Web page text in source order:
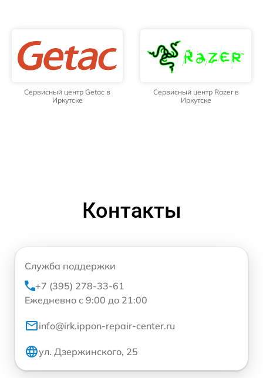
Сервисный центр Getac в
Иркутске
Сервисный центр Razer в
Иркутске
Контакты
Служба поддержки
+7 (395) 278-33-61
Ежедневно с 9:00 до 21:00
info@irk.ippon-repair-center.ru
ул. Дзержинского, 25